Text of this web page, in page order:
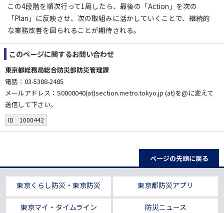
この4段階を順次行って1周したら、最後の「Action」を次の
「Plan」に反映させ、次の取組みに活かしていくことで、継続的
な業務改善を図られることが期待される。
このページに関するお問い合わせ
東京都総務局総合防災部防災管理課
電話：03-5388-2485
メールアドレス：S0000040(at)section.metro.tokyo.jp (at)を@に変えて
送信して下さい。
ID 1000442
ページの先頭に戻る
東京くらし防災・東京防災 東京都防災アプリ
東京マイ・タイムライン 防災ニュース